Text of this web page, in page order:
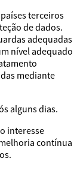
terceiros
de dados.
adequadas
nível adequado
mediante
alguns dias.
interesse
contínua